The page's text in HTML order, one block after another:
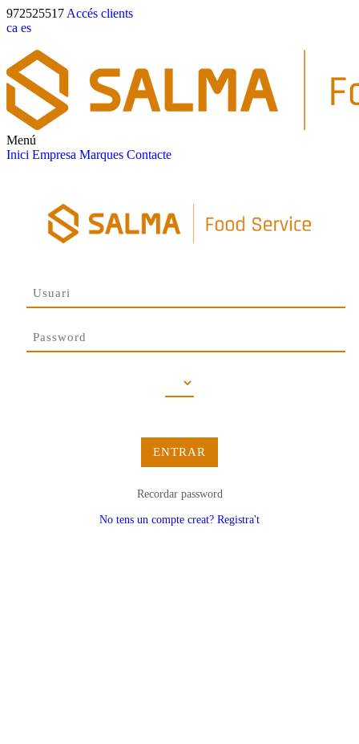
972525517 Accés clients
ca es
Menú
Inici Empresa Marques Contacte
ENTRAR
Recordar password
No tens un compte creat? Registra't